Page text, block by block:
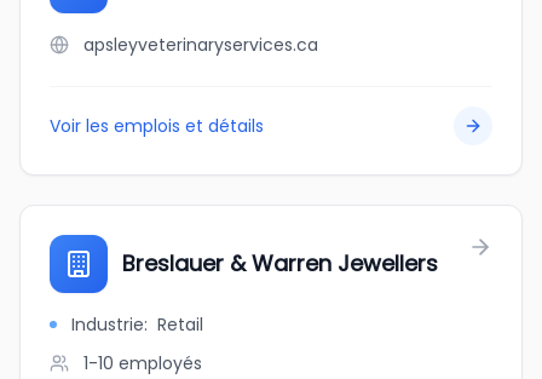
apsleyveterinaryservices.ca
Voir les emplois et détails
Breslauer & Warren Jewellers
Industrie: Retail
1-10 employés